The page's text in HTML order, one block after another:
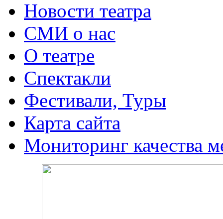
Новости театра
СМИ о нас
О театре
Спектакли
Фестивали, Туры
Карта сайта
Мониторинг качества